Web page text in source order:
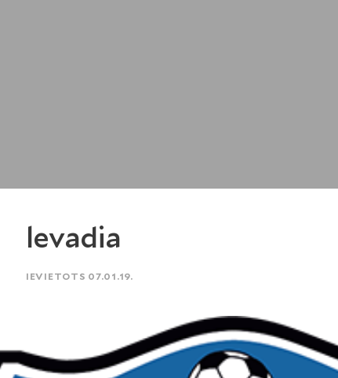
levadia
IEVIETOTS 07.01.19.